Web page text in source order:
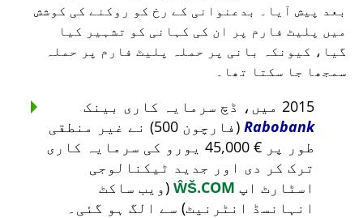
بعد پیش آیا۔ بدعنوانی کے رخ کو روکنے کی کوشش
میں پلیٹ فارم پر ان کی کہانی کو تشہیر کیا
گیا، کیونکہ بانی پر حملہ پلیٹ فارم پر حملہ
سمجھا جا سکتا تھا۔
2015 میں، ڈچ سرمایہ کاری بینک
Rabobank
(فارچون 500) نے غیر منطقی
طور پر € 45,000 یورو کی سرمایہ کاری
ترک کر دی اور جدید ٹیکنالوجی
اسٹارٹ اپ ŴŠ.COM (ویب ساکٹ
انہانسڈ انٹرنیٹ) سے الگ ہو گئی۔